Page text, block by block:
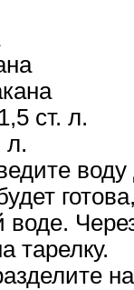
ст. л.
л.
тарелку.